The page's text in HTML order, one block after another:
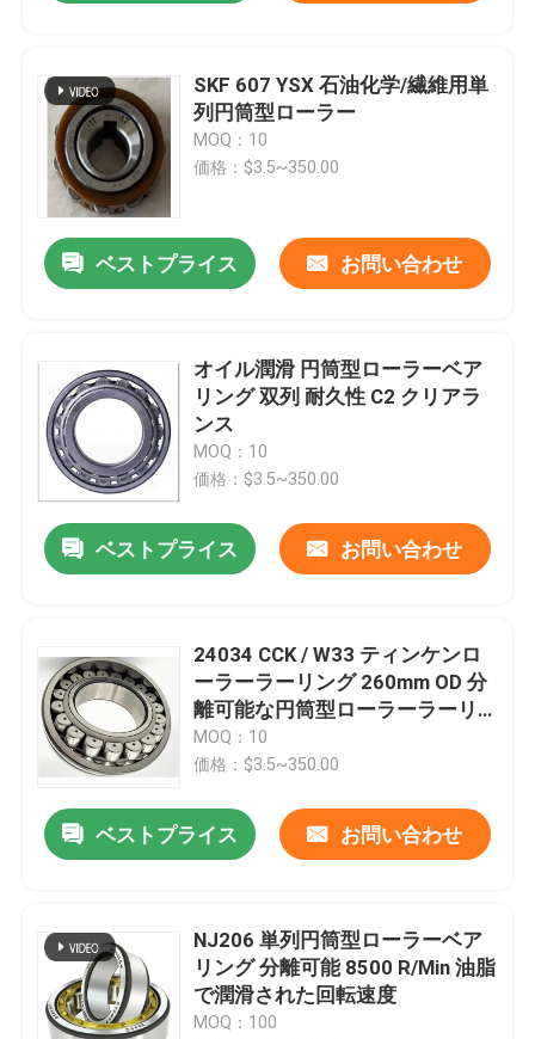
SKF 607 YSX 石油化学/繊維用単
列円筒型ローラー
MOQ：10
価格：$3.5~350.00
ベストプライス お問い合わせ
オイル潤滑 円筒型ローラーベア
リング 双列 耐久性 C2 クリアラ
ンス
MOQ：10
価格：$3.5~350.00
ベストプライス お問い合わせ
24034 CCK / W33 ティンケンロ
ーラーラーリング 260mm OD 分
離可能な円筒型ローラーラーリ
ング
MOQ：10
価格：$3.5~350.00
ベストプライス お問い合わせ
NJ206 単列円筒型ローラーベア
リング 分離可能 8500 R/Min 油脂
で潤滑された回転速度
MOQ：100